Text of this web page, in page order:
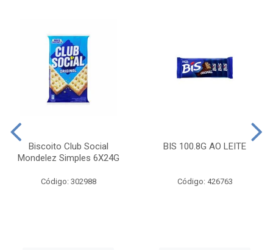
Biscoito Club Social
Mondelez Simples 6X24G
Código: 302988
BIS 100.8G AO LEITE
Código: 426763